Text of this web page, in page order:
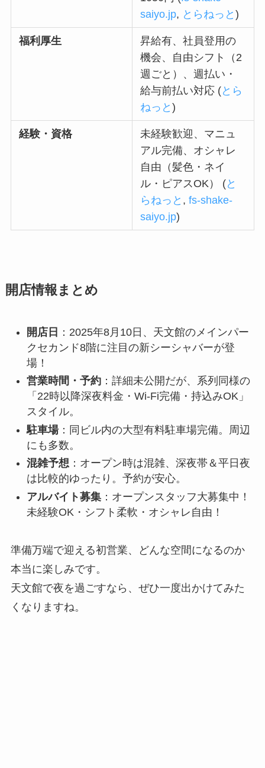
saiyo.jp, とらねっと)
福利厚生
昇給有、社員登用の
機会、自由シフト（2
週ごと）、週払い・
給与前払い対応 (とら
ねっと)
経験・資格
未経験歓迎、マニュ
アル完備、オシャレ
自由（髪色・ネイ
ル・ピアスOK） (と
らねっと ,fs-shake-
saiyo.jp)
開店情報まとめ
開店日 ：2025年8月10日、天文館のメインパー
クセカンド8階に注目の新シーシャバーが登
場！
営業時間・予約：詳細未公開だが、系列同様の
「22時以降深夜料金・Wi‑Fi完備・持込みOK」
スタイル。
駐車場：同ビル内の大型有料駐車場完備。周辺
にも多数。
混雑予想：オープン時は混雑、深夜帯＆平日夜
は比較的ゆったり。予約が安心。
アルバイト募集：オープンスタッフ大募集中！
未経験OK・シフト柔軟・オシャレ自由！
準備万端で迎える初営業、どんな空間になるのか
本当に楽しみです。
天文館で夜を過ごすなら、ぜひ一度出かけてみた
くなりますね。